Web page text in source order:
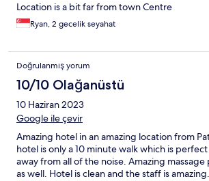
Location is a bit far from town Centre
Ryan, 2 gecelik seyahat
Doğrulanmış yorum
10/10 Olağanüstü
10 Haziran 2023
Google ile çevir
Amazing hotel in an amazing location from
hotel is only a 10 minute walk which is
away from all of the noise. Amazing
as well. Hotel is clean and the staff is amazing.